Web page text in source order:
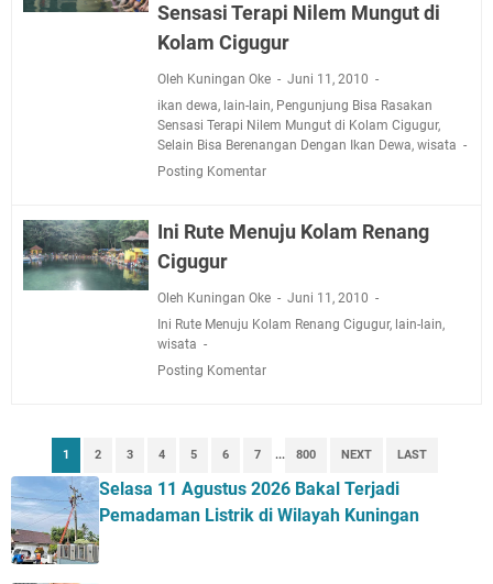
Sensasi Terapi Nilem Mungut di
Kolam Cigugur
Oleh Kuningan Oke
Juni 11, 2010
ikan dewa, lain-lain, Pengunjung Bisa Rasakan
Sensasi Terapi Nilem Mungut di Kolam Cigugur,
Selain Bisa Berenangan Dengan Ikan Dewa, wisata
Posting Komentar
Ini Rute Menuju Kolam Renang
Cigugur
Oleh Kuningan Oke
Juni 11, 2010
Ini Rute Menuju Kolam Renang Cigugur, lain-lain,
wisata
Posting Komentar
1 2 3 4 5 6 7 ... 800 NEXT LAST
Selasa 11 Agustus 2026 Bakal Terjadi
Pemadaman Listrik di Wilayah Kuningan